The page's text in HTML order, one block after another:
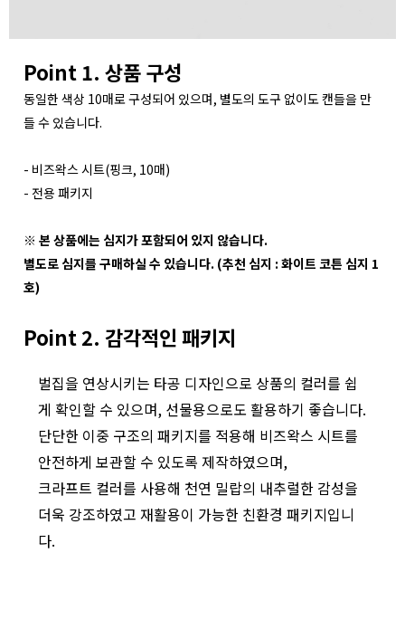
Point 1. 상품 구성
동일한 색상 10매로 구성되어 있으며, 별도의 도구 없이도 캔들을 만
들 수 있습니다.
- 비즈왁스 시트(핑크, 10매)
- 전용 패키지
※ 본 상품에는 심지가 포함되어 있지 않습니다.
별도로 심지를 구매하실 수 있습니다. (추천 심지 : 화이트 코튼 심지 1
호)
Point 2. 감각적인 패키지
벌집을 연상시키는 타공 디자인으로 상품의 컬러를 쉽
게 확인할 수 있으며, 선물용으로도 활용하기 좋습니다.
단단한 이중 구조의 패키지를 적용해 비즈왁스 시트를
안전하게 보관할 수 있도록 제작하였으며,
크라프트 컬러를 사용해 천연 밀랍의 내추럴한 감성을
더욱 강조하였고 재활용이 가능한 친환경 패키지입니
다.